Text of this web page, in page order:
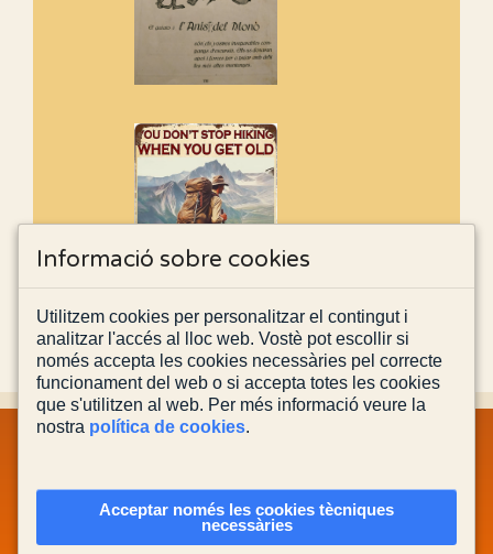
POLÍTICA DE COOKIES
CONTACTA'NS
Informació sobre cookies
Utilitzem cookies per personalitzar el contingut i
analitzar l'accés al lloc web. Vostè pot escollir si
només accepta les cookies necessàries pel correcte
funcionament del web o si accepta totes les cookies
que s'utilitzen al web. Per més informació veure la
nostra política de cookies.
Acceptar només les cookies tècniques
necessàries